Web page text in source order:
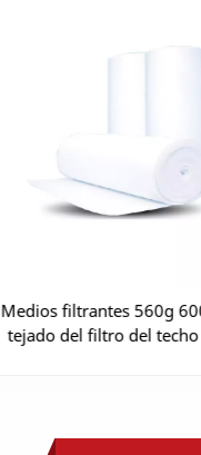
Filtro de piso de cabina de
de medios de fibra de